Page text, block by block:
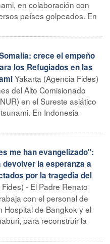
en colaboración con
países golpeados. En
crece el empeño
los Refugiados en las
Yakarta (Agencia Fides)
del Alto Comisionado
en el Sureste asiático
En Indonesia
me han evangelizado":
la esperanza a
por la tragedia del
- El Padre Renato
con el personal de
Hospital de Bangkok y el
para reconstruir la